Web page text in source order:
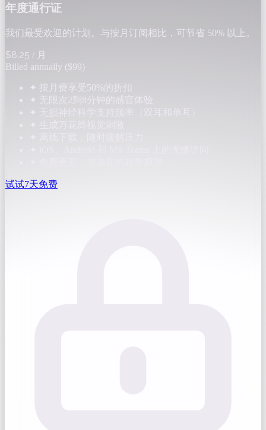
年度通行证
我们最受欢迎的计划。与按月订阅相比，可节省 50% 以上。
$8.25 / 月
Billed annually ($99)
✦ 按月费享受50%的折扣
✦
无限次2到8分钟的感官体验
✦
无损神经科学支持频率（双耳和单耳）
✦
试试7天免费